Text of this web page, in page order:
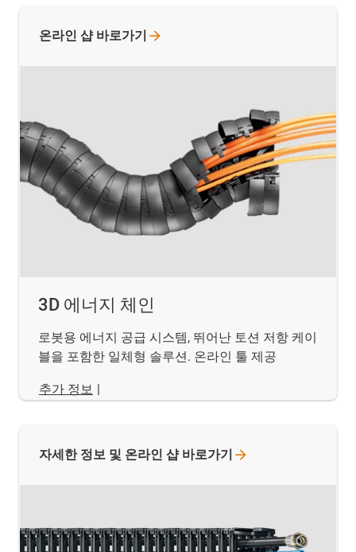
3D 에너지 체인
로봇용 에너지 공급 시스템, 뛰어난 토션 저항 케이
블을 포함한 일체형 솔루션. 온라인 툴 제공
추가 정보 |
온라인 샵 바로가기
자세한 정보 및 온라인 샵 바로가기